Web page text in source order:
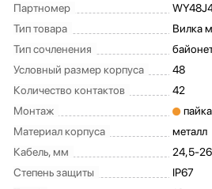
Партномер
Тип товара
Вилка
Тип сочленения
Условный размер корпуса
48
Количество контактов
42
Монтаж
пайка
Материал корпуса
металл
Кабель, мм
24,5-26
Степень защиты
IP67